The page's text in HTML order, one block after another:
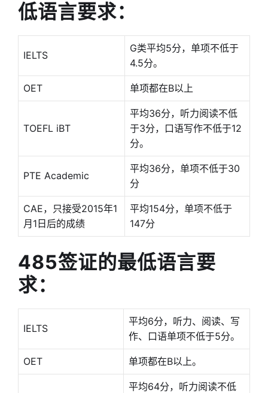
低语言要求：
IELTS
G类平均5分，单项不低于
4.5分。
OET 单项都在B以上
TOEFL iBT
平均36分，听力阅读不低
于3分，口语写作不低于12
分。
PTE Academic
平均36分，单项不低于30
分
CAE，只接受2015年1
月1日后的成绩
平均154分，单项不低于
147分
485签证的最低语言要
求：
IELTS
平均6分，听力、阅读、写
作、口语单项不低于5分。
OET 单项都在B以上。
平均64分，听力阅读不低